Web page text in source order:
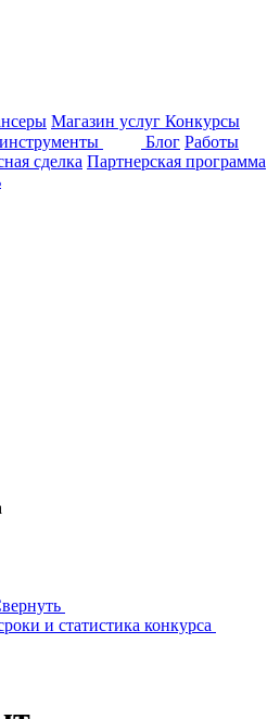
Магазин услуг Конкурсы
Блог Работы
сделка Партнерская программа
и статистика конкурса